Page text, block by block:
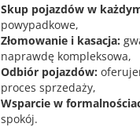
Skup pojazdów w
powypadkowe,
Złomowanie i kasacja:
naprawdę kompleksowa,
Odbiór pojazdów:
proces sprzedaży,
Wsparcie w
spokój.